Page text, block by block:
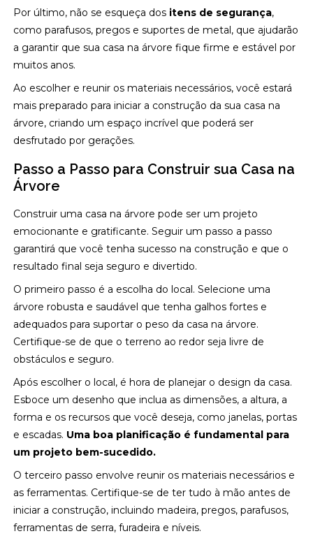
Por último, não se esqueça dos itens de segurança,
como parafusos, pregos e suportes de metal, que ajudarão
a garantir que sua casa na árvore fique firme e estável por
muitos anos.
Ao escolher e reunir os materiais necessários, você estará
mais preparado para iniciar a construção da sua casa na
árvore, criando um espaço incrível que poderá ser
desfrutado por gerações.
Passo a Passo para Construir sua Casa na
Árvore
Construir uma casa na árvore pode ser um projeto
emocionante e gratificante. Seguir um passo a passo
garantirá que você tenha sucesso na construção e que o
resultado final seja seguro e divertido.
O primeiro passo é a escolha do local. Selecione uma
árvore robusta e saudável que tenha galhos fortes e
adequados para suportar o peso da casa na árvore.
Certifique-se de que o terreno ao redor seja livre de
obstáculos e seguro.
Após escolher o local, é hora de planejar o design da casa.
Esboce um desenho que inclua as dimensões, a altura, a
forma e os recursos que você deseja, como janelas, portas
e escadas. Uma boa planificação é fundamental para
um projeto bem-sucedido.
O terceiro passo envolve reunir os materiais necessários e
as ferramentas. Certifique-se de ter tudo à mão antes de
iniciar a construção, incluindo madeira, pregos, parafusos,
ferramentas de serra, furadeira e níveis.